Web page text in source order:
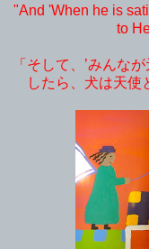
"And 'When he is
to
「そして、’みんな
したら、犬は天使